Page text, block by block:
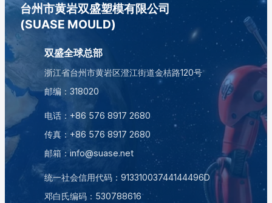
台州市黄岩双盛塑模有限公司
(SUASE MOULD)
双盛全球总部
浙江省台州市黄岩区澄江街道金桔路120号
邮编：318020
电话： +86 576 8917 2680
传真：+86 576 8917 2680
邮箱：info@suase.net
统一社会信用代码：91331003744144496D
邓白氏编码： 530788616